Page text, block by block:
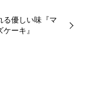
る優しい味『マ
ーキ』